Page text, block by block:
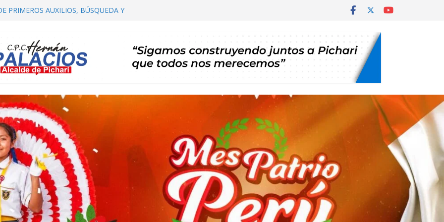
PRIMEROS AUXILIOS, BÚSQUEDA Y
PARTICIPA EN EL PRIMER
COMUNALES
DE PLAN DE DESARROLLO
2026 – 2035 ETAPA DE PROPUESTAS
TE INVITA A SU I FESTIVAL DEL CAFÉ